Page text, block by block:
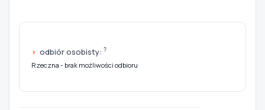
odbiór osobisty: ?
Rzeczna - brak możliwości odbioru